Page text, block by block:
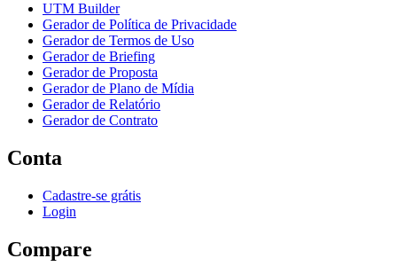
UTM Builder
Gerador de Política de Privacidade
Gerador de Termos de Uso
Gerador de Briefing
Gerador de Proposta
Gerador de Plano de Mídia
Gerador de Relatório
Gerador de Contrato
Conta
Cadastre-se grátis
Login
Compare